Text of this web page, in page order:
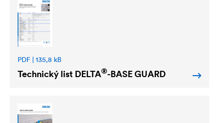
PDF | 135,8 kB
Technický list DELTA®-BASE GUARD